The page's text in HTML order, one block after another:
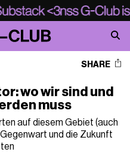
SHARE
wo wir sind und
muss
auf diesem Gebiet (auch
Gegenwart und die Zukunft